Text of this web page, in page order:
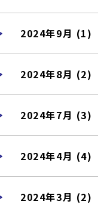
2024年9月 (1)
2024年8月 (2)
2024年7月 (3)
2024年4月 (4)
2024年3月 (2)